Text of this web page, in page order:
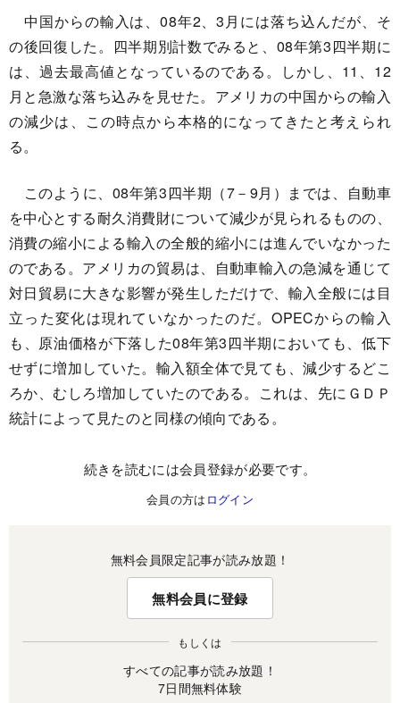
中国からの輸入は、08年2、3月には落ち込んだが、そ
の後回復した。四半期別計数でみると、08年第3四半期に
は、過去最高値となっているのである。しかし、11、12
月と急激な落ち込みを見せた。アメリカの中国からの輸入
の減少は、この時点から本格的になってきたと考えられ
る。
このように、08年第3四半期（7－9月）までは、自動車
を中心とする耐久消費財について減少が見られるものの、
消費の縮小による輸入の全般的縮小には進んでいなかった
のである。アメリカの貿易は、自動車輸入の急減を通じて
対日貿易に大きな影響が発生しただけで、輸入全般には目
立った変化は現れていなかったのだ。OPECからの輸入
も、原油価格が下落した08年第3四半期においても、低下
せずに増加していた。輸入額全体で見ても、減少するどこ
ろか、むしろ増加していたのである。これは、先にＧＤＰ
統計によって見たのと同様の傾向である。
続きを読むには会員登録が必要です。
会員の方は ログイン
無料会員限定記事が読み放題！
無料会員に登録
もしくは
すべての記事が読み放題！
7日間無料体験